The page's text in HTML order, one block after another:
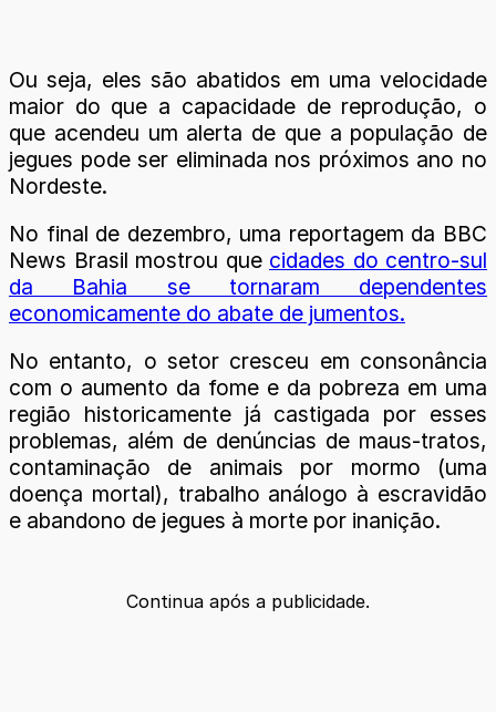
Ou seja, eles são abatidos em uma velocidade
maior do que a capacidade de reprodução, o
que acendeu um alerta de que a população de
jegues pode ser eliminada nos próximos ano no
Nordeste.
No final de dezembro, uma reportagem da BBC
News Brasil mostrou que cidades do centro-sul
da Bahia se tornaram dependentes
economicamente do abate de jumentos.
No entanto, o setor cresceu em consonância
com o aumento da fome e da pobreza em uma
região historicamente já castigada por esses
problemas, além de denúncias de maus-tratos,
contaminação de animais por mormo (uma
doença mortal), trabalho análogo à escravidão
e abandono de jegues à morte por inanição.
Continua após a publicidade.